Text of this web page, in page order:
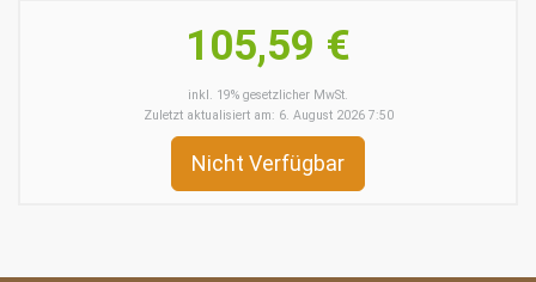
105,59 €
inkl. 19% gesetzlicher MwSt.
Zuletzt aktualisiert am: 6. August 2026 7:50
Nicht Verfügbar